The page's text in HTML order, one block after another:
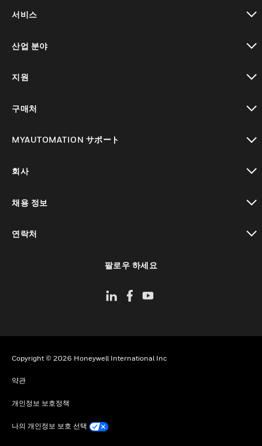
서비스
산업 분야
지원
구매처
MYAUTOMATION サポート
회사
채용 정보
연락처
팔로우 하세요
Copyright © 2026 Honeywell International Inc
약관
개인정보 보호정책
나의 개인정보 보호 선택